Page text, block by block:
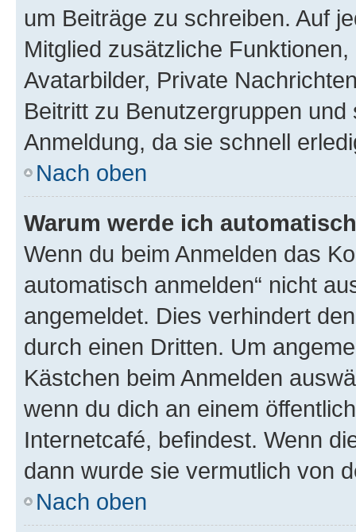
um Beiträge zu schreiben. Auf
Mitglied zusätzliche
Avatarbilder, Private
Beitritt zu Benutzergruppen
Anmeldung, da sie schnell
Nach oben
Warum werde ich
Wenn du beim Anmelden das
automatisch anmelden“ nicht
angemeldet. Dies verhindert
durch einen Dritten. Um
Kästchen beim Anmelden
wenn du dich an einem
Internetcafé, befindest. Wenn
dann wurde sie vermutlich von
Nach oben